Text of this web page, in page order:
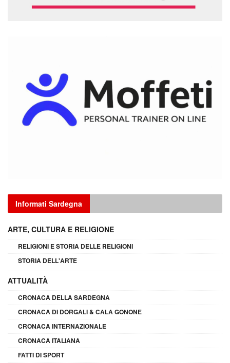
Informati Sardegna
ARTE, CULTURA E RELIGIONE
RELIGIONI E STORIA DELLE RELIGIONI
STORIA DELL'ARTE
ATTUALITÀ
CRONACA DELLA SARDEGNA
CRONACA DI DORGALI & CALA GONONE
CRONACA INTERNAZIONALE
CRONACA ITALIANA
FATTI DI SPORT